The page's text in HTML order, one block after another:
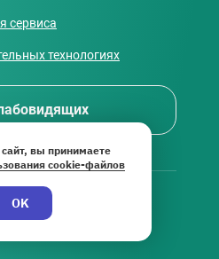
сервиса
технологиях
вы принимаете
cookie-файлов
OK